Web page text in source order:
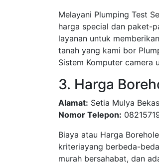
Melayani Plumping Test
harga special dan paket-
layanan untuk
tanah yang kami bor
Sistem Komputer camera
3. Harga
Alamat: Setia Mulya
Nomor Telepon:
Biaya atau Harga
kriteriayang berbeda-
murah bersahabat, dan